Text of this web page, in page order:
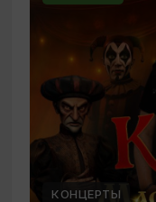
КОНЦЕРТЫ